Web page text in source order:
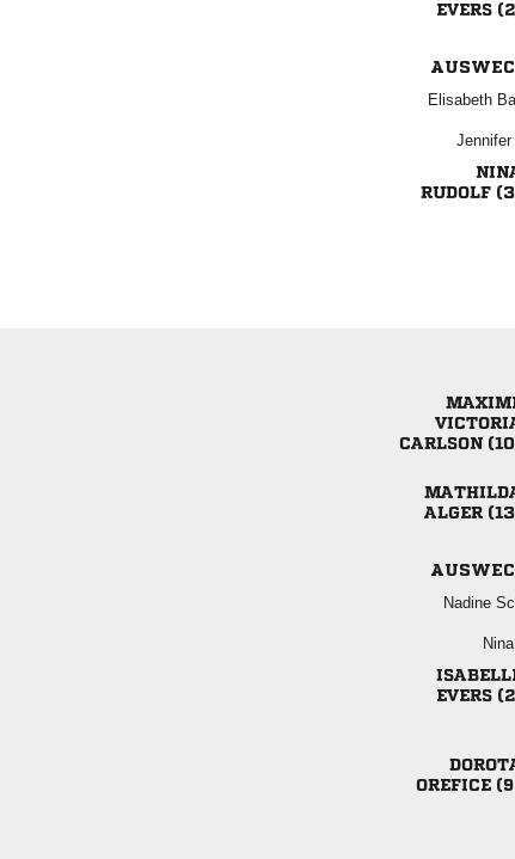







